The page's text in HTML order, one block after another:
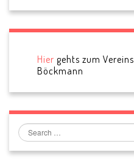
Hier gehts zum
Böckmann
Search